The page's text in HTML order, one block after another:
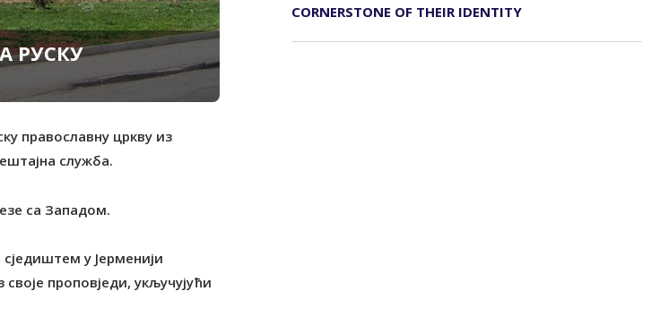
РУСКУ
православну цркву из
служба.
са Западом.
у Јерменији
проповједи, укључујући
CORNERSTONE OF THEIR IDENTITY